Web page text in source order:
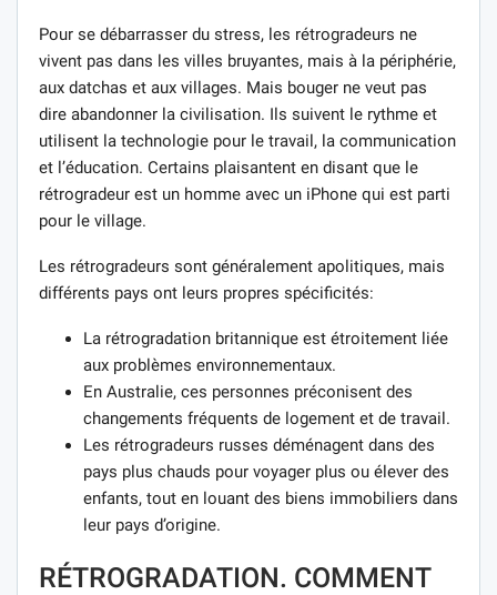
Pour se débarrasser du stress, les rétrogradeurs ne
vivent pas dans les villes bruyantes, mais à la périphérie,
aux datchas et aux villages. Mais bouger ne veut pas
dire abandonner la civilisation. Ils suivent le rythme et
utilisent la technologie pour le travail, la communication
et l’éducation. Certains plaisantent en disant que le
rétrogradeur est un homme avec un iPhone qui est parti
pour le village.
Les rétrogradeurs sont généralement apolitiques, mais
différents pays ont leurs propres spécificités:
La rétrogradation britannique est étroitement liée
aux problèmes environnementaux.
En Australie, ces personnes préconisent des
changements fréquents de logement et de travail.
Les rétrogradeurs russes déménagent dans des
pays plus chauds pour voyager plus ou élever des
enfants, tout en louant des biens immobiliers dans
leur pays d’origine.
RÉTROGRADATION. COMMENT